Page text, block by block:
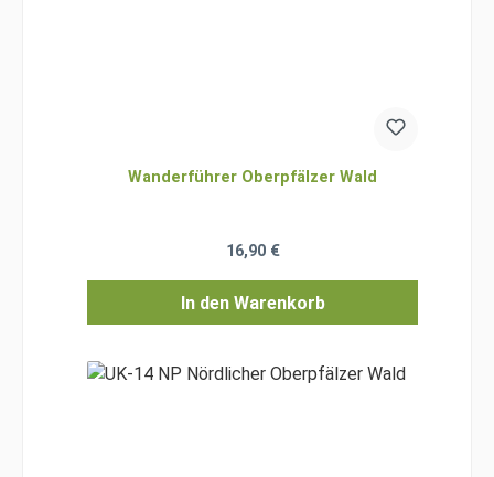
Wanderführer Oberpfälzer Wald
Regulärer Preis:
16,90 €
In den Warenkorb